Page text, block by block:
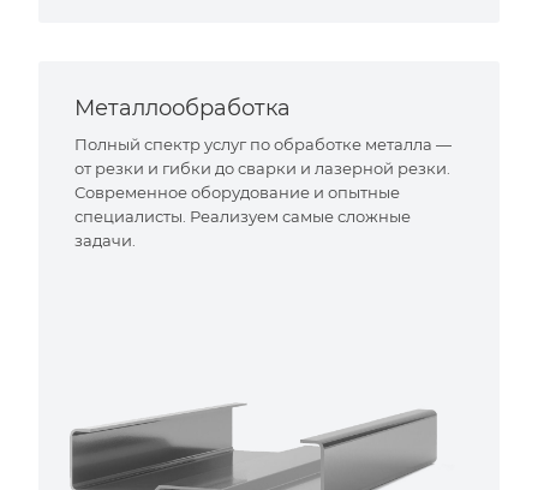
Металлообработка
Полный спектр услуг по обработке металла —
от резки и гибки до сварки и лазерной резки.
Современное оборудование и опытные
специалисты. Реализуем самые сложные
задачи.